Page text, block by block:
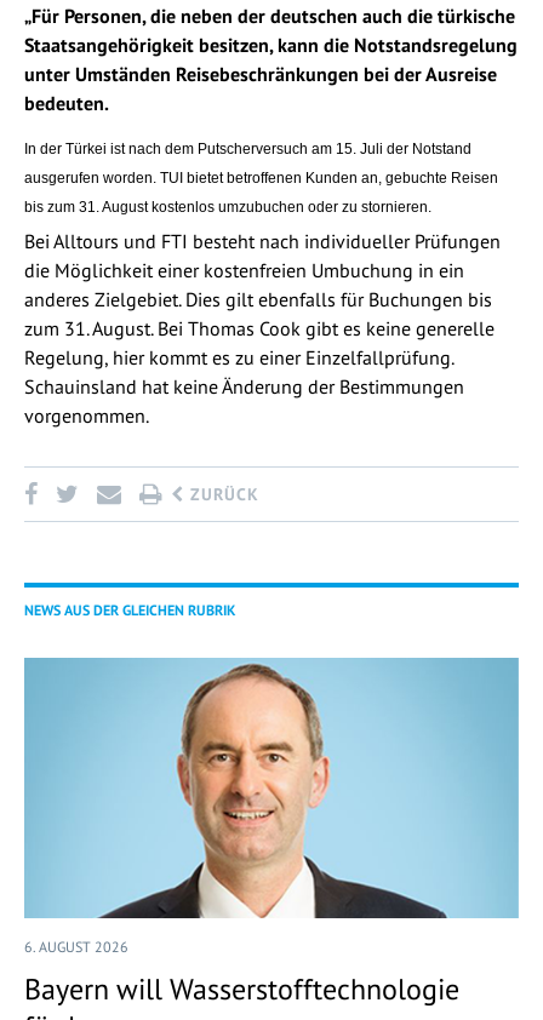
„Für Personen, die neben der deutschen auch die türkische
Staatsangehörigkeit besitzen, kann die Notstandsregelung
unter Umständen Reisebeschränkungen bei der Ausreise
bedeuten.
In der Türkei ist nach dem Putscherversuch am 15. Juli der Notstand
ausgerufen worden. TUI bietet betroffenen Kunden an, gebuchte Reisen
bis zum 31. August kostenlos umzubuchen oder zu stornieren.
Bei Alltours und FTI besteht nach individueller Prüfungen
die Möglichkeit einer kostenfreien Umbuchung in ein
anderes Zielgebiet. Dies gilt ebenfalls für Buchungen bis
zum 31. August. Bei Thomas Cook gibt es keine generelle
Regelung, hier kommt es zu einer Einzelfallprüfung.
Schauinsland hat keine Änderung der Bestimmungen
vorgenommen.
ZURÜCK
NEWS AUS DER GLEICHEN RUBRIK
6. AUGUST 2026
Bayern will Wasserstofftechnologie